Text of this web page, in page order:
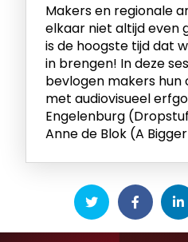
Makers en regionale
elkaar niet altijd even
is de hoogste tijd dat
in brengen! In deze
bevlogen makers
met audiovisueel
Engelenburg
Anne de Blok (A